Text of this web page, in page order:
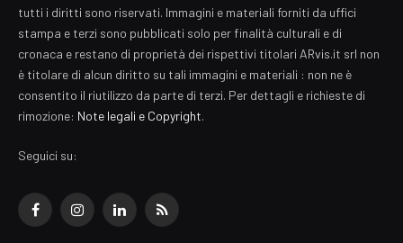
tutti i diritti sono riservati. Immagini e materiali forniti da uffici
stampa e terzi sono pubblicati solo per finalità culturali e di
cronaca e restano di proprietà dei rispettivi titolari ARvis.it srl non
è titolare di alcun diritto su tali immagini e materiali : non ne è
consentito il riutilizzo da parte di terzi. Per dettagli e richieste di
rimozione: Note legali e Copyright.
Seguici su:
FacebookInstagramLinkedInRSS